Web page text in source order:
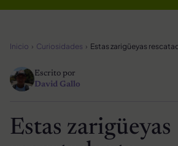
Inicio Curiosidades
Escrito por
David Gallo
Estas zarigüeyas